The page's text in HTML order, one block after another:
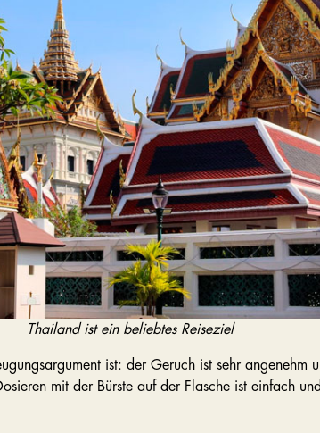
Thailand ist ein beliebtes Reiseziel
ist: der Geruch ist sehr angenehm
mit der Bürste auf der Flasche ist einfach